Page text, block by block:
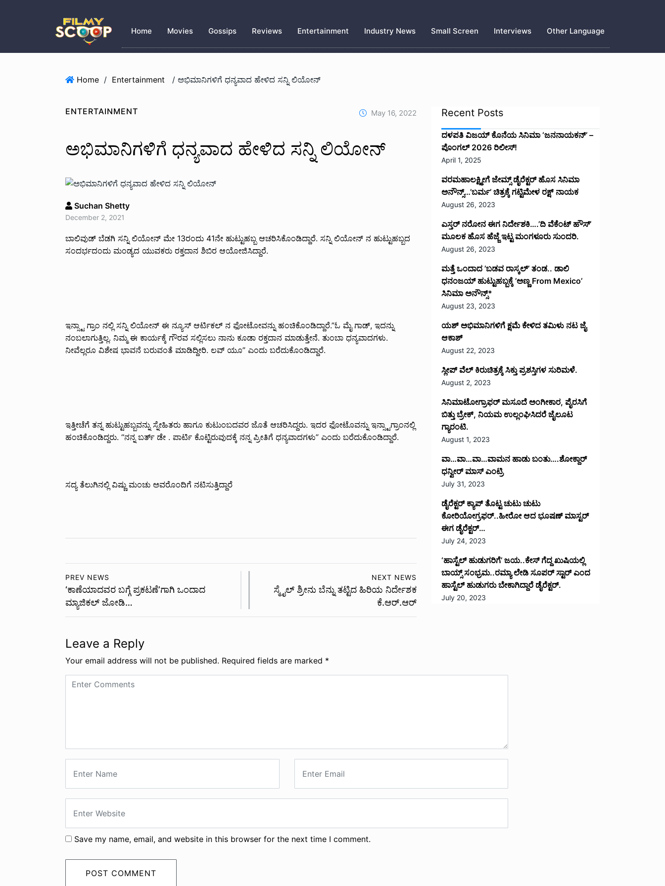
Home Movies Gossips Reviews Entertainment Industry News Small Screen Interviews Other Language
Home / Entertainment / ಅಭಿಮಾನಿಗಳಿಗೆ ಧನ್ಯವಾದ ಹೇಳಿದ ಸನ್ನಿ ಲಿಯೋನ್
ENTERTAINMENT May 16, 2022
ಅಭಿಮಾನಿಗಳಿಗೆ ಧನ್ಯವಾದ ಹೇಳಿದ ಸನ್ನಿ ಲಿಯೋನ್
Suchan Shetty
December 2, 2021
ಬಾಲಿವುಡ್ ಬೆಡಗಿ ಸನ್ನಿ ಲಿಯೋನ್ ಮೇ 13ರಂದು 41ನೇ ಹುಟ್ಟುಹಬ್ಬ ಆಚರಿಸಿಕೊಂಡಿದ್ದಾರೆ. ಸನ್ನಿ ಲಿಯೋನ್ ನ ಹುಟ್ಟುಹಬ್ಬದ
ಸಂದರ್ಭದಂದು ಮಂಡ್ಯದ ಯುವಕರು ರಕ್ತದಾನ ಶಿಬಿರ ಆಯೋಜಿಸಿದ್ದಾರೆ.
ಇನ್ಸ್ಟಾ ಗ್ರಾಂ ನಲ್ಲಿ ಸನ್ನಿ ಲಿಯೋನ್ ಈ ನ್ಯೂಸ್ ಆರ್ಟಿಕಲ್ ನ ಫೋಟೋವನ್ನು ಹಂಚಿಕೊಂಡಿದ್ದಾರೆ.”ಓ ಮೈ ಗಾಡ್, ಇದನ್ನು
ನಂಬಲಾಗುತ್ತಿಲ್ಲ. ನಿಮ್ಮ ಈ ಕಾರ್ಯಕ್ಕೆ ಗೌರವ ಸಲ್ಲಿಸಲು ನಾನು ಕೂಡಾ ರಕ್ತದಾನ ಮಾಡುತ್ತೇನೆ. ತುಂಬಾ ಧನ್ಯವಾದಗಳು.
ನೀವೆಲ್ಲರೂ ವಿಶೇಷ ಭಾವನೆ ಬರುವಂತೆ ಮಾಡಿದ್ದೀರಿ. ಲವ್ ಯೂ” ಎಂದು ಬರೆದುಕೊಂಡಿದ್ದಾರೆ.
ಇತ್ತೀಚೆಗೆ ತನ್ನ ಹುಟ್ಟುಹಬ್ಬವನ್ನು ಸ್ನೇಹಿತರು ಹಾಗೂ ಕುಟುಂಬದವರ ಜೊತೆ ಆಚರಿಸಿದ್ದರು. ಇದರ ಫೋಟೊವನ್ನು ಇನ್ಸ್ಟಾಗ್ರಾಂನಲ್ಲಿ
ಹಂಚಿಕೊಂಡಿದ್ದರು. “ನನ್ನ ಬರ್ತ್ ಡೇ . ಪಾರ್ಟಿ ಕೊಟ್ಟಿರುವುದಕ್ಕೆ ನನ್ನ ಪ್ರೀತಿಗೆ ಧನ್ಯವಾದಗಳು” ಎಂದು ಬರೆದುಕೊಂಡಿದ್ದಾರೆ.
ಸದ್ಯ ತೆಲುಗಿನಲ್ಲಿ ವಿಷ್ಣು ಮಂಚು ಅವರೊಂದಿಗೆ ನಟಿಸುತ್ತಿದ್ದಾರೆ
PREV NEWS
‘ಕಾಣೆಯಾದವರ ಬಗ್ಗೆ ಪ್ರಕಟಣೆ’ಗಾಗಿ ಒಂದಾದ
ಮ್ಯಾಜಿಕಲ್ ಜೋಡಿ…
NEXT NEWS
ಸ್ಮೈಲ್ ಶ್ರೀನು ಬೆನ್ನು ತಟ್ಟಿದ ಹಿರಿಯ ನಿರ್ದೇಶಕ
ಕೆ.ಆರ್.ಆರ್
Recent Posts
ದಳಪತಿ ವಿಜಯ್‌ ಕೊನೆಯ ಸಿನಿಮಾ ‘ಜನನಾಯಕನ್’ –
ಪೊಂಗಲ್ 2026 ರಿಲೀಸ್!
April 1, 2025
ವರಮಹಾಲಕ್ಷ್ಮೀಗೆ ಜೇಮ್ಸ್ ಡೈರೆಕ್ಟರ್ ಹೊಸ ಸಿನಿಮಾ
ಅನೌನ್ಸ್…’ಬರ್ಮ’ ಚಿತ್ರಕ್ಕೆ ಗಟ್ಟಿಮೇಳ ರಕ್ಷ್ ನಾಯಕ
August 26, 2023
ಎಸ್ತರ್ ನರೋನ ಈಗ ನಿರ್ದೇಶಕಿ….’ದಿ ವೆಕೆಂಟ್ ಹೌಸ್‌’‌
ಮೂಲಕ ಹೊಸ ಹೆಜ್ಜೆ ಇಟ್ಟ ಮಂಗಳೂರು ಸುಂದರಿ.
August 26, 2023
ಮತ್ತೆ ಒಂದಾದ ’ಬಡವ ರಾಸ್ಕಲ್’ ತಂಡ.. ಡಾಲಿ
ಧನಂಜಯ್ ಹುಟ್ಟುಹಬ್ಬಕ್ಕೆ ’ಅಣ್ಣ From Mexico’
ಸಿನಿಮಾ ಅನೌನ್ಸ್*
August 23, 2023
ಯಶ್ ಅಭಿಮಾನಿಗಳಿಗೆ ಕ್ಷಮೆ ಕೇಳಿದ ತಮಿಳು ನಟ ಜೈ
ಆಕಾಶ್
August 22, 2023
ಸ್ಲೀಪ್ ವೆಲ್ ಕಿರುಚಿತ್ರಕ್ಕೆ ಸಿಕ್ತು ಪ್ರಶಸ್ತಿಗಳ ಸುರಿಮಳೆ.
August 2, 2023
ಸಿನಿಮಾಟೋಗ್ರಾಫರ್ ಮಸೂದೆ ಅಂಗೀಕಾರ, ಪೈರಸಿಗೆ
ಬಿತ್ತು ಬ್ರೇಕ್, ನಿಯಮ ಉಲ್ಲಂಘಿಸಿದರೆ ಜೈಲೂಟ
ಗ್ಯಾರಂಟಿ.
August 1, 2023
ವಾ…ವಾ…ವಾ…ವಾಮನ ಹಾಡು ಬಂತು….ಶೋಕ್ದಾರ್
ಧನ್ವೀರ್ ಮಾಸ್ ಎಂಟ್ರಿ
July 31, 2023
ಡೈರೆಕ್ಟರ್ ಕ್ಯಾಪ್ ತೊಟ್ಟ ಚುಟು ಚುಟು
ಕೋರಿಯೋಗ್ರಫರ್..ಹೀರೋ ಆದ ಭೂಷಣ್ ಮಾಸ್ಟರ್
ಈಗ ಡೈರೆಕ್ಟರ್…
July 24, 2023
‘ಹಾಸ್ಟೆಲ್ ಹುಡುಗರಿಗೆ’ ಜಯ..ಕೇಸ್ ಗೆದ್ದ ಖುಷಿಯಲ್ಲಿ
ಬಾಯ್ಸ್ ಸಂಭ್ರಮ..ರಮ್ಯಾ ಲೇಡಿ ಸೂಪರ್ ಸ್ಟಾರ್ ಎಂದ
ಹಾಸ್ಟೆಲ್ ಹುಡುಗರು ಬೇಕಾಗಿದ್ದಾರೆ ಡೈರೆಕ್ಟರ್.
July 20, 2023
Leave a Reply
Your email address will not be published. Required fields are marked *
Save my name, email, and website in this browser for the next time I comment.